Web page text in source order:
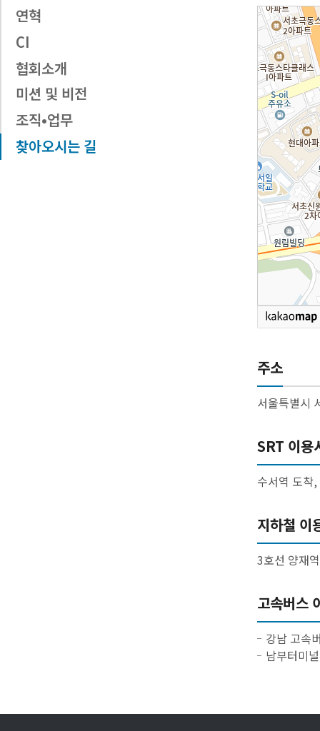
연혁
CI
협회소개
미션 및 비전
조직•업무
찾아오시는 길
주소
서울특별시
SRT 이용
수서역 도착
지하철 이
3호선 양재
고속버스
강남 고속
남부터미